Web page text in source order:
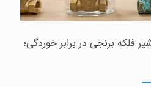
برنجی در برابر خوردگی؛